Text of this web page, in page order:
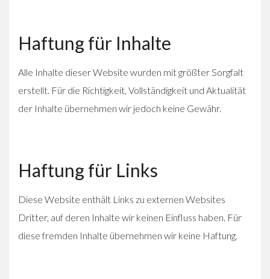
Haftung für Inhalte
Alle Inhalte dieser Website wurden mit größter Sorgfalt
erstellt. Für die Richtigkeit, Vollständigkeit und Aktualität
der Inhalte übernehmen wir jedoch keine Gewähr.
Haftung für Links
Diese Website enthält Links zu externen Websites
Dritter, auf deren Inhalte wir keinen Einfluss haben. Für
diese fremden Inhalte übernehmen wir keine Haftung.